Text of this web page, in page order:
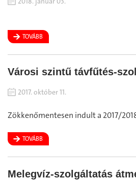
TOVÁBB
Városi szintű távfűtés-
2017. október 11.
Zökkenőmentesen indult a 2017/
TOVÁBB
Melegvíz-szolgáltatás